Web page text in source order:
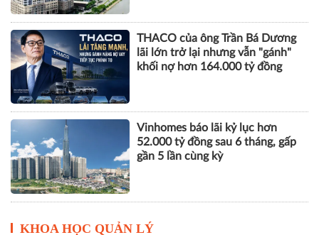
Vinhomes báo lãi kỷ lục hơn
52.000 tỷ đồng sau 6 tháng, gấp
gần 5 lần cùng kỳ
KHOA HỌC QUẢN LÝ
Khai giảng Chương trình CEO